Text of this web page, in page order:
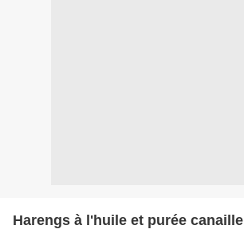
Harengs à l'huile et purée canaille